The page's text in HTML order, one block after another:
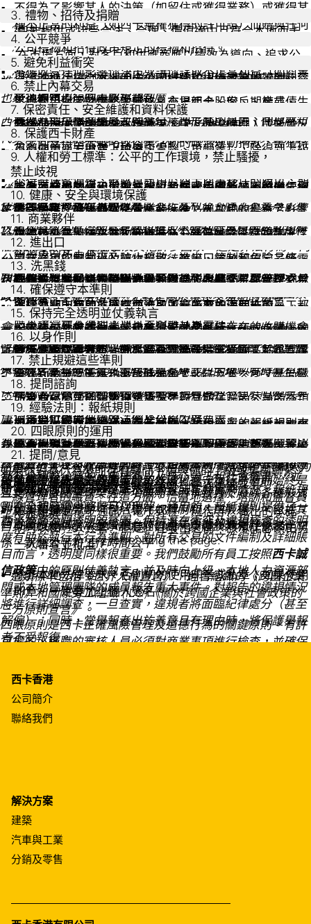
即使行為準則和其他內部規章制度嚴於法律，也要嚴格
遵守。
嚴格遵守適用的法律法規，所有行為都必須在合法的框架內
進行。此外，本行為準則的規定可能比法律更嚴格。同時，
也必須遵守現行的內部規章制度。
不得為了影響某人的決策（如留住或獲得業務）或獲得某
種不正當的利益（如西卡無權獲得的許可證）而贈與任何
禮物（現金、旅遊或禮品等 。
不得收受任何影響你決策或讓你謀取不正當利益（如商業
夥伴無權享受的折扣）的禮物（現金、旅遊或禮品等。
西卡致力於打擊各種形式的貪污。西卡禁止員工、代理商和
代其行事的其他第三方參與任何形式的賄賂。賄賂與貪污的
形式多種多樣。可能是現金或其他禮物（旅遊、任何形式的
禮品）。無論你是否送出或接受了這些物品、無論對方是誰
（政府、公司或個人），其目的均在於影響收受人的決定，
從贈送這些物品的人那裡獲取不正當利益。除了不是為了獲
得不正當利益（見下文第 3 條）的正常禮物或招待外，無論
禮物或利益的大小如何，都是應當嚴格禁止的賄賂或貪污。
3. 禮物、招待及捐贈
́ 只能提供或接受合法、合理、價值適中且符合本地西卡
公司禮物和招待政策規定的禮物和招待。
只允許進行符合本地西卡公司禮物和招待政策的贊助和慈
善性捐贈。
禁止使用西卡的資金支持政界人士、政治候選人或政黨。
若要向支持西卡戰略或商業活動的政治運動捐款，需獲得
集團管理層的批准。
在所有國家和市場，合理的禮物和招待（進餐、體育運動或
文化活動等）是一種常見的商業行為。當其目的是為了影響
收受人的決定時，就會變成賄賂。邀請政府官員旅遊或參加
持續多日的活動並提供禮物和招待存在諸多特定風險。所有
公司都必須採用當地的禮物和招待政策，該政策規定了所需
的批准級別並且與集團的政策模板一致。
4. 公平競爭
́ 在市場方面，對客戶和供應商應以績效為導向、追求公
平。
不與競爭對手就策略、價格、市場組合、客戶、產品、生
產或其他市場的敏感方面進行任何形式的討論、同意或合
作。
禁止對西卡客戶的轉售價格進行安排。
敏感事項（如獨佔權、競業禁止、合資企業）應讓集團法
務或本地法律顧問進行事先檢查。
不濫用市場支配地位。
我們期望完全遵守卡特爾（企業聯合）及反壟斷方面的法
律。特別要注意避免與競爭對手就價格或其他市場敏感因素
進行任何形式的討論或達成一致意見。尤其要注意非正式聚
會、會議、展會或行業協會會議或涉及可能存在的收購機會
的討論。在法律允許的範圍內，與競爭對手的接觸必須在總
經理的監督下進行管理，並且妥善記錄。
5. 避免利益衝突
́́ 避免個人利益或家庭利益與西卡利益相衝突的任何情
形。如有，請向上級彙報。
避免與西卡競爭的所有行為。
不得利用西卡的商業機會為自己謀取私利。
代表西卡所做的決定不得受個人利益或家庭利益的影響。禁
止任何與西卡相競爭的行為。
6. 禁止內幕交易
不得利用保密的價格敏感信息交易西卡股份、期權或債
券。
不得向第三方披露上述資訊。
不得將保密價格、敏感資訊用於西卡商業夥伴的股份、期
權或債券的交易，不得向協力廠商披露上述資訊。
以內部資訊為基礎的交易是以獲取不當利益為目的而利用特
權資訊的行為。 在瑞士及其他許多國家，這是非法行為。內
幕交易首先涉及到西卡股份交易。但同樣不得使用內部資訊
用於西卡商業夥伴的股份交易。西卡的內幕交易與管理交易
政策將進一步提供指導，尤其是關於禁止交易期的指導。
7. 保密責任、安全維護和資料保護
́ 保護西卡的商業秘密、技術秘密及財務資訊。
在西卡內部披露保密資訊應以必須知道為基礎。
除為商業目的且已與對方簽訂了保密協議外，不得向任何
第三方披露保密資訊。
根據西卡集團IT安全政策和指令，確保機密資訊的準確性
和適當的安全水準。
保護第三方和員工的機密資訊與個人資料。
確保處理西卡收集的個人資料時，做到公正透明。
遵守本地適用的資料保護法，同時遵守西卡內部資料保護
政策的原則。
保護西卡的專有技術資訊極其重要。其目的不在於阻礙商業
所需的資訊的流通，但防止西卡的技術被不恰當地使用至關
重要。我們同樣會保護第三方的機密資訊。西卡承諾尊重所
有員工和第三方的資料隱私與完整性。
8. 保護西卡財產
小心使用西卡財產（設備、電腦、車輛等），除得到上級
的批准外，僅為工作目的而使用西卡財產。
防止西卡財產被濫用（詐欺、盜竊、遺失）。
9. 人權和勞工標準：公平的工作環境，禁止騷擾，
禁止歧視
完全遵守勞動法和僱傭法，以及西卡內部反映國際勞工標
準的政策。
尊重且公平對待下屬和同事。
參與促進以信任為基礎的多元化和包容性文化的發展，推
動創新、開放和機會平等。
不得因種族、國籍、性取向、性別、年齡、宗教信仰等原
因不公平地對待他人，也不得對他們進行言語或身體上的
騷擾、虐待、冒犯、威脅或恐嚇。
對任何形式的虐待行為或歧視員工的行為零容忍，並向經
理或人力資源部門報告發現的違規行為。
西卡推動建立了一個多元和包容的工作環境，所有員工都平
等待人，相互尊重。西卡承諾提供平等的機會，並嚴厲禁止
職場性騷擾和其他騷擾行為。西卡力求確保所有員工的行為
都符合國際公認的人權標準以及核心勞工和社會標準*，並
且支持聯合國全球契約十項原則。西卡致力於廢除各種形式
的童工和強迫勞動（包括現代奴隸制和人口販運），包括其
自身供應鏈網絡，並承認結社自由、集體談判和社會夥伴關
係、薪酬公平和工作時間公平。
* 這類標準包括《世界人權宣言》、經合組織的《跨國企業
準則》和國際勞工組織 (ILO)《關於跨國企業與社會政策的
三方原則宣言》。
10. 健康、安全與環境保護
遵守環境、健康與安全方面的法律及內部相關指導方針。
提倡安全文化，在安全和保護他人方面，絕不妥協。
促進資源的可持續利用並參與可持續的商業實踐，西卡致
力減少對環境的影響（空氣、廢物、水、能源消耗和生物
多樣性），有助於循環經濟，並優先考慮環保技術。
永遠不會讓經濟考慮優先於安全、健康和環境保護。
員工的安全和福祉是西卡的首要考慮。西卡推動可持續和對
社會負責的業務。 為了我們的員工、客戶和整個社會的利
益，為了我們地球的未來，西卡有特別的責任完全遵守健
康、安全和環境保護的法例及公司內部要求。
11. 商業夥伴
確保供應商、服務商、代理商及分銷商遵守上述規則。
遵守客戶的規則，尤其在客戶對禮物和招待方面的規則嚴
於本行為準則和本地的禮物和招待政策時。
西卡希望其商業夥伴和供應商能夠誠信行事，遵守相同的商
業道德準則。為實現這一目標，西卡的供應商也必須遵守西
卡的供應商行為準則。西卡會為供應商提供培訓，並通過問
卷調查和審查監督其遵守情況。
12. 進出口
遵守適用的制裁以及防止擴散、進出口管制和危險品條
例。
確保海關申報的準確性並獲取所有必要的海關許可。
西卡承諾遵守所有適用的貿易和海關條例。有些國家和國際
貿易法會限制或禁止產品或服務的進出口。這些限制的依據
不僅限於產品的性質，還包括原產地或目的地，有時甚至還
包括客戶和供應商的身份（制裁）。
13. 洗黑錢
保持警惕，如發現可疑的財務交易，立即向上級或控制部
門報告。
西卡致力於支持反洗黑錢工作。洗黑錢指將源自犯罪活動的
資產（不僅限於現金）引入正常的金融和經濟循環。洗黑錢
是犯罪行為。
14. 確保遵守本準則
本行為準則適用於所有西卡員工。所有加入西卡的員工都
應承諾遵守本準則，並且要瞭解其重要性。
應定期提醒所有公司的所有員工遵守這些規則，至少一年
一次。
所有西卡公司的總經理將於每年對其所任職的公司的合規
情況進行確認。
公司管理層將進行定期培訓和審查。
儘管集團將提供必要的手段和方法，遵守本行為準則始終是
一線管理者的職責。在這方面，恰當地選擇、培訓和監督員
工也很關鍵。
15. 保持完全透明並仗義執言
́保證任何交易都有申報和帳目。
向上級彙報潛在的、與這些規則相衝突的事項。
向上級、人力資源部門或本地管理層成員報告違背這些規
則的行為，如果不起作用或不可行，則上報至更高一級的
管理層。你也可以通過電子郵件
(compliance@ch.sika.com) 或者西卡的信任專線
(https://sikatrustline.com) 上報至集團合規部門。
彙報人將獲得保護。違規者將受到紀律處罰。
西卡推崇公開透明的氛圍。保持潛在衝突及違規檢查的透明
度有助於執行本行為準則。對所有交易的文件編制及詳細賬
目而言，透明度同樣很重要。我們鼓勵所有員工按照西卡誠
信政策中的原則仗義執言，並及時向上級、本地人力資源部
門或本地管理團隊的成員報告重大事件。對報告的違規情況
將進行詳細調查，一旦查實，違規者將面臨紀律處分（甚至
解僱）；同時，當舉報者出於善意且有理由時，將保護舉報
者不受報復。
16. 以身作則
作為上級，應以身作則，嚴格遵守本行為準則。
在你的責任範圍內，對違規行為採取零容忍態度。
為提前解決潛在風險，應保持透明度。
從高層定下基調是本行為準則保持生機的關鍵因素。樹立榜
樣和適用零容忍政策是關鍵。這也意味著擁有一個公開和建
設性解決可能發生的衝突的工作環境。
17. 禁止規避這些準則
禁止利用第三方來規避這些準則。
不得為了規避這些規則，委託第三方（如代理商、經銷商、
諮詢公司）執行關鍵行為或商業行為。
18. 提問諮詢
如果有疑問，一定要提出來。
在許多情況下，及時的建議可以避免發生違反法律或內部指
導方針的行為。如果你對採取什麼決定或行動有疑問，請先
諮詢其他人，可以向你的經理或相關部門/職能部門（如人力
資源部、法務部、合規部或財務部）尋求建議或幫助。
19. 經驗法則：報紙規則
如果對上述原則的適用存有疑問，請用簡單的報紙規則來
檢查你的行為：如果行為的所有細節都出現在報紙的頭版
頭條，你還會做嗎？
這些規則很詳細，但可能不能涵蓋所有的實際情況，報紙規
則在全球範圍內都是可以理解、通用的。報紙規則提供了一
個恰當的測試方法來檢查一個行為是否能夠獲得許可。
20. 四眼原則的運用
對於代表西卡做出的所有承諾（無論是書面還是電子形
式），即使本地法律允許一人簽署即可，也都必須獲得兩
名獲授權人員的簽名。
如果是通過電子通訊（電子郵件、短信等）做出的承諾，
則可以由一人簽署。但是，在發出之前，該承諾必須由另
一人審查並批准。
除非本地法律要求，否則切勿使用印章或私章；如果使用
印章，一定要加上個人簽名。
四眼原則是西卡正確風險管理及道德行為的關鍵原則。有許
可權的、稱職的審核人員必須對商業事項進行檢查，並確保
21. 提問/意見
如果你對本行為準則存有疑問，請與你的上級或集團聯繫。
你也可以將你的問題和意見發送到 :
compliance@ch.sika.com.
下載西卡行為準則
Something went wrong loading the listing. Please
try refreshing the page.
西卡香港
公司簡介
聯絡我們
解決方案
建築
汽車與工業
分銷及零售